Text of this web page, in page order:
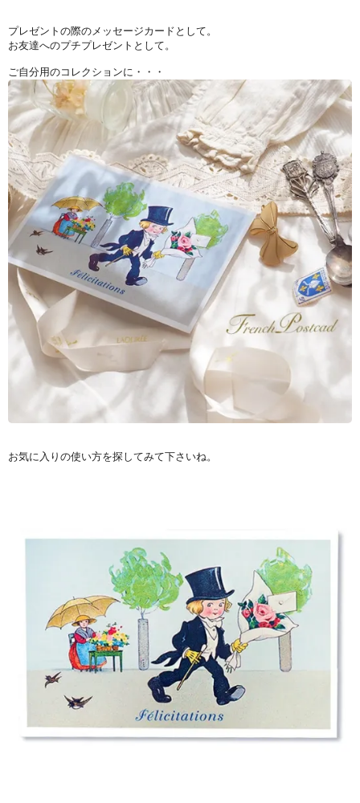
プレゼントの際のメッセージカードとして。
お友達へのプチプレゼントとして。
ご自分用のコレクションに・・・
お気に入りの使い方を探してみて下さいね。